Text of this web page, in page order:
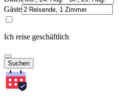
Gäste
Ich reise geschäftlich
Suchen